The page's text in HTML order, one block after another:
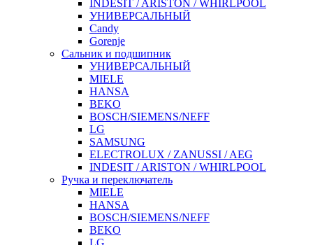
INDESIT / ARISTON / WHIRLPOOL
УНИВЕРСАЛЬНЫЙ
Candy
Gorenje
Сальник и подшипник
УНИВЕРСАЛЬНЫЙ
MIELE
HANSA
BEKO
BOSCH/SIEMENS/NEFF
LG
SAMSUNG
ELECTROLUX / ZANUSSI / AEG
INDESIT / ARISTON / WHIRLPOOL
Ручка и переключатель
MIELE
HANSA
BOSCH/SIEMENS/NEFF
BEKO
LG